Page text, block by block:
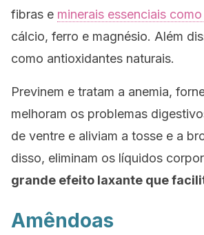
fibras e minerais essenciais
cálcio, ferro e magnésio. Além
como antioxidantes naturais.
Previnem e tratam a anemia,
melhoram os problemas
de ventre e aliviam a tosse e a
disso, eliminam os líquidos
grande efeito laxante que
Amêndoas